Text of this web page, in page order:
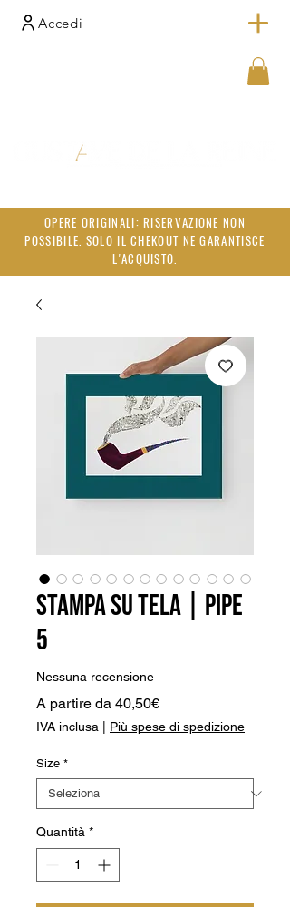
Accedi
OPERE ORIGINALI: RISERVAZIONE NON
POSSIBILE. SOLO IL CHEKOUT NE GARANTISCE
L'ACQUISTO.
Stampa su Tela | Pipe
5
Nessuna recensione
A partire da 40,50€Prezzo
scontato
IVA inclusa Più spese di spedizione
Size *
Quantità *